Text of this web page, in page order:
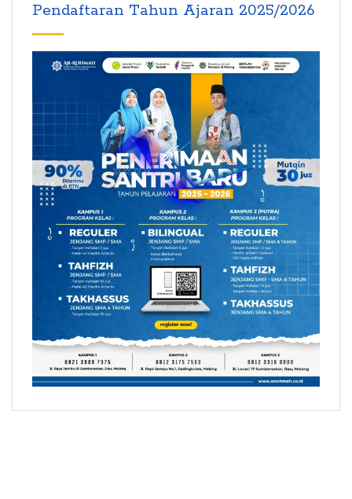
Pendaftaran Tahun Ajaran 2025/2026